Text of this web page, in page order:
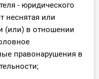
- юридического
неснятая или
(или) в отношении
правонарушения в